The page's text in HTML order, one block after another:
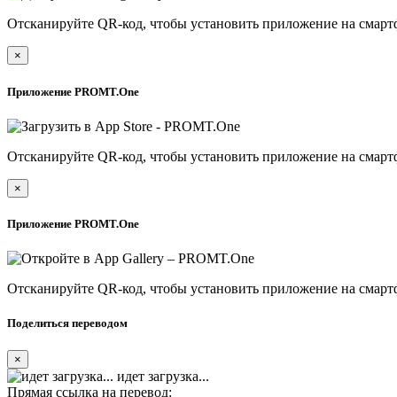
Отсканируйте QR-код, чтобы установить приложение на
×
Приложение PROMT.One
Отсканируйте QR-код, чтобы установить приложение на
×
Приложение PROMT.One
Отсканируйте QR-код, чтобы установить приложение на
Поделиться переводом
×
идет загрузка...
Прямая ссылка на перевод: